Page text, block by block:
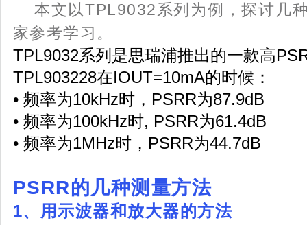
本文以TPL9032系列为例，探讨几
家参考学习。
TPL9032系列是思瑞浦推出的一款高
TPL903228在IOUT=10mA的时候：
• 频率为10kHz时，PSRR为87.9dB
• 频率为100kHz时, PSRR为61.4dB
• 频率为1MHz时，PSRR为44.7dB
PSRR的几种测量方法
1、用示波器和放大器的方法